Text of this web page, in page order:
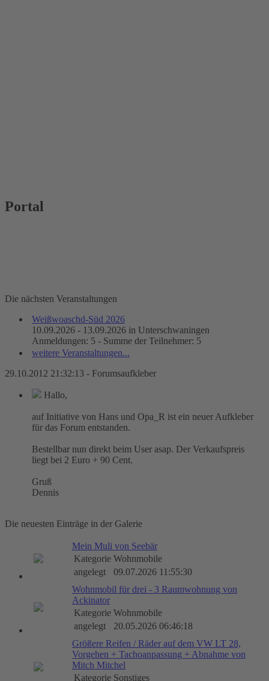
Portal
Die nächsten Veranstaltungen
Weißwoaschd-Süd 2026
10.09.2026 - 13.09.2026 in Unterschwaningen
Anmeldungen: 5 - Summe der Teilnehmer: 5
weitere Veranstaltungen...
29.10.2012 21:32:13 - Forumsaufkleber
Hallo,
auf Initiative von Hans und Opa_R ist ein neuer Aufkleber
für das Forum entstanden.
Bestellbar nun direkt beim User asap. Der Verkaufspreis
liegt bei 2 Euro + 90 Cent.
Gruß
Dennis
Die neuesten Einträge in der Galerie
Mein Muli von Seebär
Kategorie Wohnmobile
angelegt
09.07.2026 11:55:30
Wohnmobil für drei - 3 Raumwohnung von
Ackinator
Kategorie Wohnmobile
angelegt
20.05.2026 06:46:18
Größere Reifen / Räder auf dem VW LT 28,
Vorgehen + Tachoanpassung + Abnahme von
Mitch Mitchel
Kategorie Sonstiges